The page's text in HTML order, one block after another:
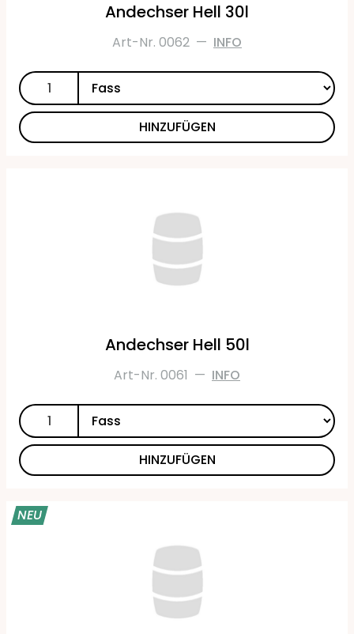
Andechser Hell 30l
Art-Nr. 0062 — INFO
HINZUFÜGEN
Andechser Hell 50l
Art-Nr. 0061 — INFO
HINZUFÜGEN
NEU